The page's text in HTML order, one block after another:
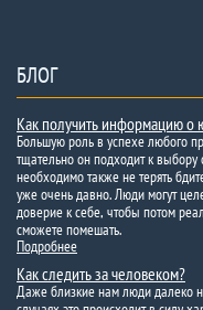
БЛОГ
Как получить информацию о
Большую роль в успехе любого
тщательно он подходит к
необходимо также не терять
уже очень давно. Люди могут
доверие к себе, чтобы потом
сможете помешать.
Подробнее
Как следить за человеком?
Даже близкие нам люди далеко